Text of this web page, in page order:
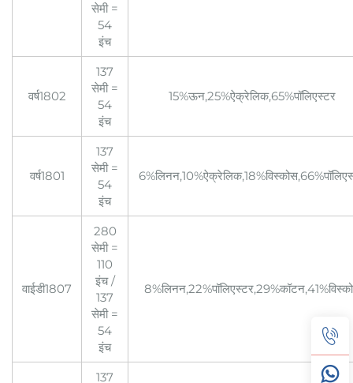
सेमी =
54
इंच
वर्ष1802
137
सेमी =
54
इंच
15%ऊन,25%ऐक्रेलिक,65%पॉलिएस्टर
वर्ष1801
137
सेमी =
54
इंच
वाईडी1807
280
सेमी =
110
इंच /
137
सेमी =
54
इंच
137